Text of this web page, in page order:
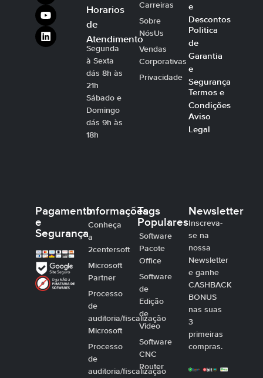
Horarios
de
Atendimento
Segunda
à Sexta
dás 8h às
21h
Sábado e
Domingo
dás 9h às
18h
Carreiras
Sobre
NósUs
Vendas
Corporativas
Privacidade
e
Descontos
Politica
de
Garantia
e
Segurança
Termos e
Condições
Aviso
Legal
Pagamento
e
Segurança
Informações
Conheça
a
2centersoft
Microsoft
Partner
Processo
de
auditoria/fiscalização
Microsoft
Processo
de
auditoria/fiscalização
Tags
Populares
Software
Pacote
Office
Software
de
Edição
de
Video
Software
CNC
Router
Newsletter
Inscreva-
se na
nossa
Newsletter
e ganhe
CASHBACK
BONUS
nas suas
3
primeiras
compras.